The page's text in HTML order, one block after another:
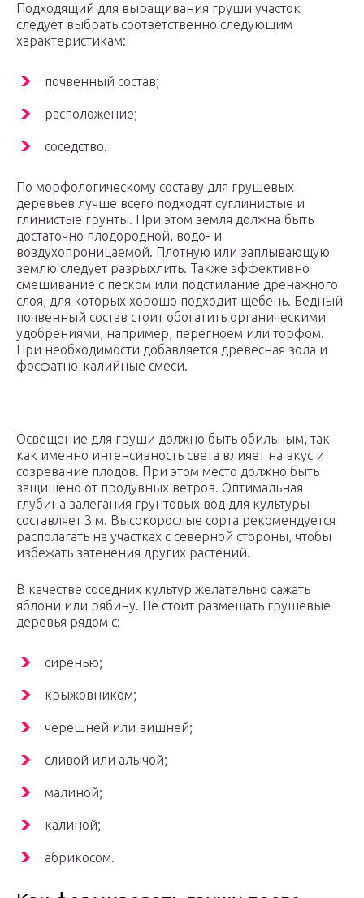
Подходящий для выращивания груши участок
следует выбрать соответственно следующим
характеристикам:
почвенный состав;
расположение;
соседство.
По морфологическому составу для грушевых
деревьев лучше всего подходят суглинистые и
глинистые грунты. При этом земля должна быть
достаточно плодородной, водо- и
воздухопроницаемой. Плотную или заплывающую
землю следует разрыхлить. Также эффективно
смешивание с песком или подстилание дренажного
слоя, для которых хорошо подходит щебень. Бедный
почвенный состав стоит обогатить органическими
удобрениями, например, перегноем или торфом.
При необходимости добавляется древесная зола и
фосфатно-калийные смеси.
Освещение для груши должно быть обильным, так
как именно интенсивность света влияет на вкус и
созревание плодов. При этом место должно быть
защищено от продувных ветров. Оптимальная
глубина залегания грунтовых вод для культуры
составляет 3 м. Высокорослые сорта рекомендуется
располагать на участках с северной стороны, чтобы
избежать затенения других растений.
В качестве соседних культур желательно сажать
яблони или рябину. Не стоит размещать грушевые
деревья рядом с:
сиренью;
крыжовником;
черешней или вишней;
сливой или алычой;
малиной;
калиной;
абрикосом.